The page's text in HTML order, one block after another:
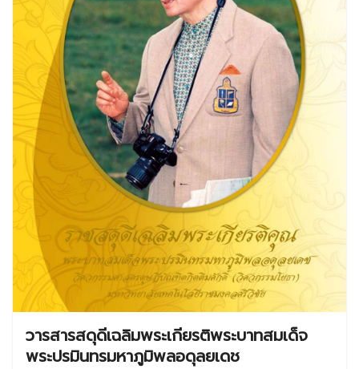
วารสารสดุดีเฉลิมพระเกียรติพระบาทสมเด็จ
พระปรมินทรมหาภูมิพลอดุลยเดช